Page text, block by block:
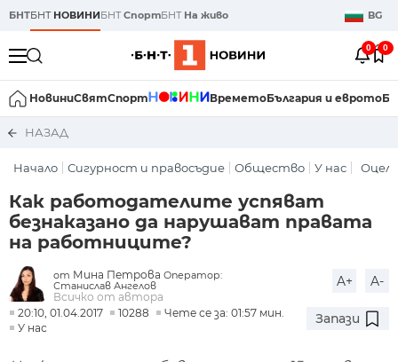
БНТБНТ НОВИНИБНТСпортБНТ На живо BG
0 0
НовиниСвятСпорт ВреметоБългария и еврото
НАЗАД
Начало Сигурност и правосъдие Общество У нас
Как работодателите успяват
безнаказано да нарушават правата
на работниците​?
от Мина Петрова Оператор:
Станислав Ангелов
Всичко от автора
A+ A-
20:10, 01.04.2017 10288
Чете се за: 01:57 мин.
У нас
Запази